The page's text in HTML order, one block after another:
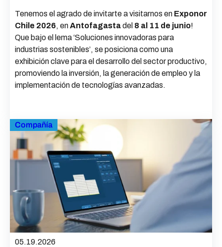
Tenemos el agrado de invitarte a visitarnos en Exponor
Chile 2026, enAntofagastadel 8 al 11 de junio!
Que bajo el lema ‘Soluciones innovadoras para
industrias sostenibles’, se posiciona como una
exhibición clave para el desarrollo del sector productivo,
promoviendo la inversión, la generación de empleo y la
implementación de tecnologías avanzadas.
05.19.2026
Compañía